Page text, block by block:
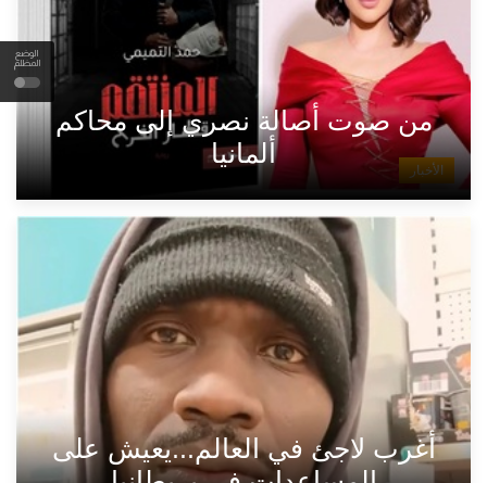
الوضع
المظلم
الأخبار
من صوت أصالة نصري إلى محاكم
ألمانيا
أغرب لاجئ في العالم...يعيش على